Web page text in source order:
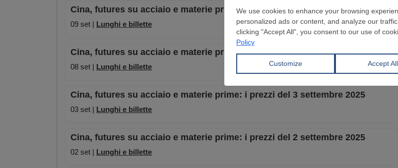
Cina, futures su acciaio e materie prime: i prezzi del 9 settemre 2025
09 set | Lunghi e billette
Cina, futures su acciaio e materie prime: i prezzi del 8 settembre 2025
08 set | Lunghi e billette
Cina, futures su acciaio e materie prime: i prezzi del 3 settembre 2025
03 set | Lunghi e billette
Cina, futures su acciaio e materie prime: i prezzi del 2 settembre 2025
02 set | Lunghi e billette